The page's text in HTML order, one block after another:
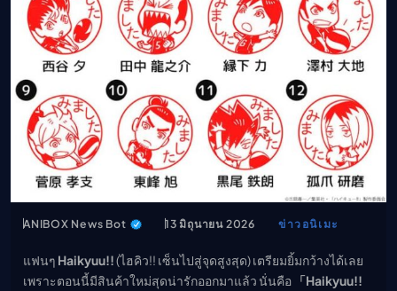
PREMIUM SERVICE
ทีวีออนไลน์
แนะนำรายการทีวี
อนิเมะ
ตารางออกอากาศอนิ
เมะ (คืนนี้)
ตารางออกอากาศอนิ
เมะ
ANIBOX News Bot 13 มิถุนายน 2026 ข่าวอนิเมะ
แฟนๆ Haikyuu!!(ไฮคิว!! เซ็นไปสู่จุดสูงสุด) เตรียมยิ้มกว้างได้เลย
เพราะตอนนี้มีสินค้าใหม่สุดน่ารักออกมาแล้ว นั่นคือ 「Haikyuu!!